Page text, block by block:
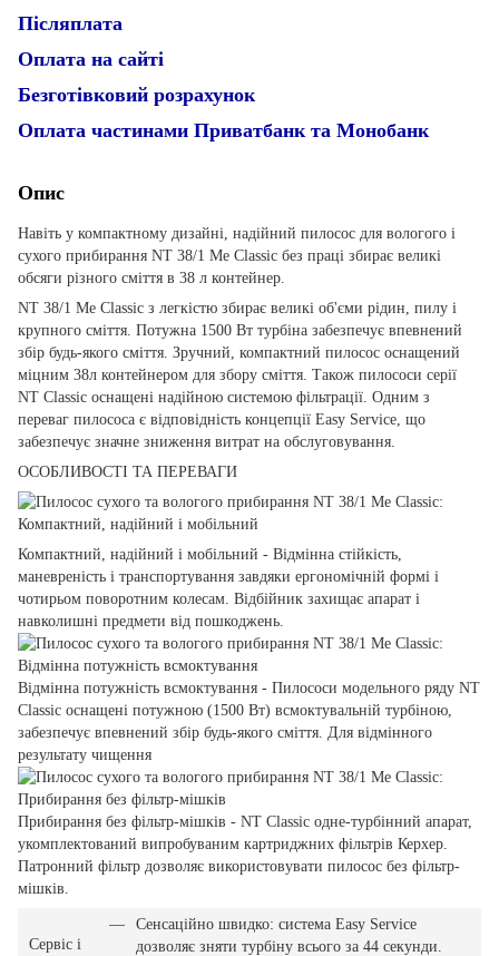
Післяплата
Оплата на сайті
Безготівковий розрахунок
Оплата частинами Приватбанк та Монобанк
Опис
Навіть у компактному дизайні, надійний пилосос для вологого і
сухого прибирання NT 38/1 Me Classic без праці збирає великі
обсяги різного сміття в 38 л контейнер.
NT 38/1 Me Classic з легкістю збирає великі об'єми рідин, пилу і
крупного сміття. Потужна 1500 Вт турбіна забезпечує впевнений
збір будь-якого сміття. Зручний, компактний пилосос оснащений
міцним 38л контейнером для збору сміття. Також пилососи серії
NT Classic оснащені надійною системою фільтрації. Одним з
переваг пилососа є відповідність концепції Easy Service, що
забезпечує значне зниження витрат на обслуговування.
ОСОБЛИВОСТІ ТА ПЕРЕВАГИ
Компактний, надійний і мобільний - Відмінна стійкість,
маневреність і транспортування завдяки ергономічній формі і
чотирьом поворотним колесам. Відбійник захищає апарат і
навколишні предмети від пошкоджень.
Відмінна потужність всмоктування - Пилососи модельного ряду NT
Classic оснащені потужною (1500 Вт) всмоктувальній турбіною,
забезпечує впевнений збір будь-якого сміття. Для відмінного
результату чищення
Прибирання без фільтр-мішків - NT Classic одне-турбінний апарат,
укомплектований випробуваним картриджних фільтрів Керхер.
Патронний фільтр дозволяє використовувати пилосос без фільтр-
мішків.
Сервіс і
Сенсаційно швидко: система Easy Service
дозволяє зняти турбіну всього за 44 секунди.